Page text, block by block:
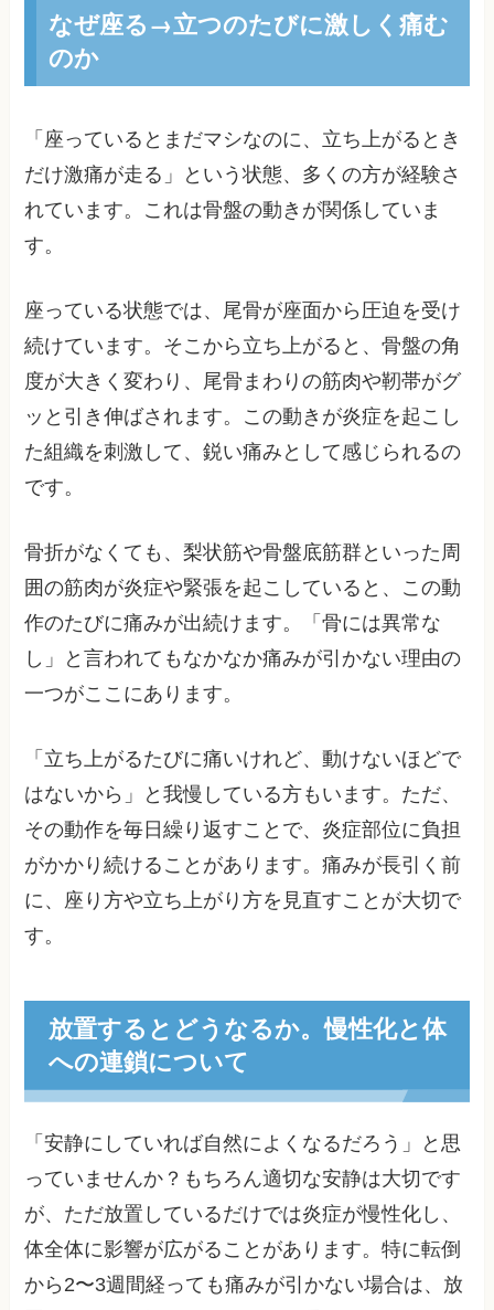
なぜ座る→立つのたびに激しく痛む
のか
「座っているとまだマシなのに、立ち上がるとき
だけ激痛が走る」という状態、多くの方が経験さ
れています。これは骨盤の動きが関係していま
す。
座っている状態では、尾骨が座面から圧迫を受け
続けています。そこから立ち上がると、骨盤の角
度が大きく変わり、尾骨まわりの筋肉や靭帯がグ
ッと引き伸ばされます。この動きが炎症を起こし
た組織を刺激して、鋭い痛みとして感じられるの
です。
骨折がなくても、梨状筋や骨盤底筋群といった周
囲の筋肉が炎症や緊張を起こしていると、この動
作のたびに痛みが出続けます。「骨には異常な
し」と言われてもなかなか痛みが引かない理由の
一つがここにあります。
「立ち上がるたびに痛いけれど、動けないほどで
はないから」と我慢している方もいます。ただ、
その動作を毎日繰り返すことで、炎症部位に負担
がかかり続けることがあります。痛みが長引く前
に、座り方や立ち上がり方を見直すことが大切で
す。
放置するとどうなるか。慢性化と体
への連鎖について
「安静にしていれば自然によくなるだろう」と思
っていませんか？もちろん適切な安静は大切です
が、ただ放置しているだけでは炎症が慢性化し、
体全体に影響が広がることがあります。特に転倒
から2〜3週間経っても痛みが引かない場合は、放